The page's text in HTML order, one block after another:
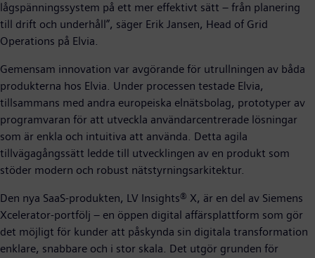
lågspänningssystem på ett mer effektivt sätt – från planering
till drift och underhåll”, säger Erik Jansen, Head of Grid
Operations på Elvia.
Gemensam innovation var avgörande för utrullningen av båda
produkterna hos Elvia. Under processen testade Elvia,
tillsammans med andra europeiska elnätsbolag, prototyper av
programvaran för att utveckla användarcentrerade lösningar
som är enkla och intuitiva att använda. Detta agila
tillvägagångssätt ledde till utvecklingen av en produkt som
stöder modern och robust nätstyrningsarkitektur.
Den nya SaaS-produkten, LV Insights® X, är en del av Siemens
Xcelerator-portfölj – en öppen digital affärsplattform som gör
det möjligt för kunder att påskynda sin digitala transformation
enklare, snabbare och i stor skala. Det utgör grunden för